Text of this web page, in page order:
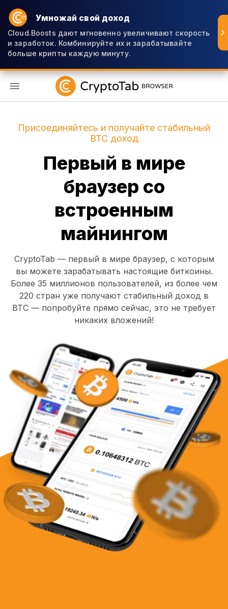
Умножай свой доход
Cloud.Boosts дают мгновенно увеличивают скорость
и заработок. Комбинируйте их и зарабатывайте
больше крипты каждую минуту.
Присоединяйтесь и получайте стабильный
BTC доход
Первый в мире
браузер со
встроенным
майнингом
CryptoTab — первый в мире браузер, с которым
вы можете зарабатывать настоящие биткоины.
Более 35 миллионов пользователей, из более чем
220 стран уже получают стабильный доход в
BTC — попробуйте прямо сейчас, это не требует
никаких вложений!